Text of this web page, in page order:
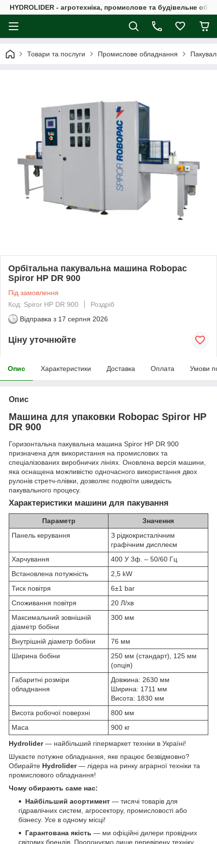
HYDROLIDER - агротехніка, промислове та будівельне
Товари та послуги Промислове обладнання
Орбітальна пакувальна машина Robopac
Spiror HP DR 900
Під замовлення
Код: Spiror HP DR 900
Роздріб
Відправка з 17 серпня 2026
Ціну уточнюйте
Опис Характеристики Доставка Оплата Умови
Опис
Машина для упаковки Robopac Spiror HP
DR 900
Горизонтальна пакувальна машина Spiror HP DR 900
призначена для використання на промислових та
спеціалізованих виробничих лініях. Оновлена версія машини,
яка оснащена можливістю одночасного використання двох
рулонів стретч-плівки, дозволяє подвоїти швидкість
пакувального процесу.
Характеристики машини для пакування
Параметр
Значення
Панель керування
З рідкокристалічним
графічним дисплеєм
Харчування
400 У 3ф. – 50/60 Гц
Встановлена потужність
2,5 kW
Тиск повітря
6±1 bar
Споживання повітря
20 Л/хв
Максимальний зовнішній
діаметр бобіни
300 мм
Внутрішній діаметр бобіни
76 мм
Ширина бобіни
250 мм (стандарт), 125 мм
(опція)
Габаритні розміри
обладнання
Довжина: 2630 мм
Ширина: 1711 мм
Висота: 1830 мм
Висота робочої поверхні
800 мм
Маса
900 кг
Hydrolider— найбільший гіпермаркет техніки в Україні!
Шукаєте потужне обладнання, яке працює безвідмовно?
Обирайте Hydrolider— лідера на ринку аграрної техніки та
промислового обладнання!
Чому обирають саме нас:
Найбільший асортимент — тисячі товарів для
гідравлічних систем, агросектору, промисловості або
бізнесу. Усе в одному місці!
Гарантована якість — ми офіційні дилери провідних
світових брендів. Пропонуємо лише перевірену техніку,